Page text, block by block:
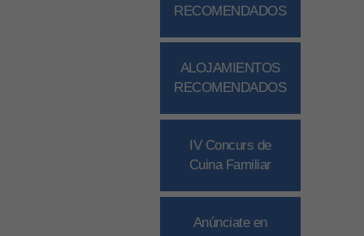
RECOMENDADOS
ALOJAMIENTOS
RECOMENDADOS
IV Concurs de
Cuina Familiar
Anúnciate en